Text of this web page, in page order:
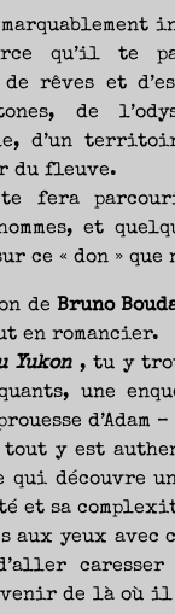
qu’il te
rêves et
de
d’un
du fleuve.
fera
et
ce « don »
de Bruno
en romancier.
Yukon , tu y
une
tout y est
qui
et sa
aux yeux
de là où